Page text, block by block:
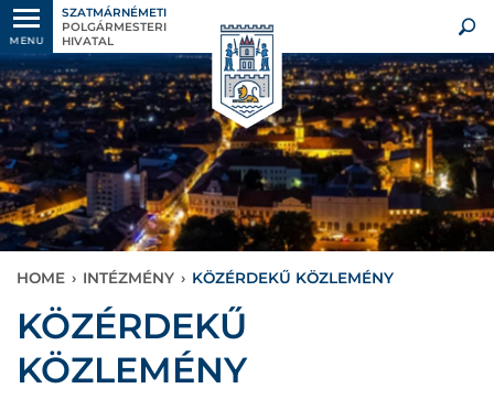
MENU
SZATMÁRNÉMETI
POLGÁRMESTERI
HIVATAL
HOME › INTÉZMÉNY › KÖZÉRDEKŰ KÖZLEMÉNY
KÖZÉRDEKŰ
KÖZLEMÉNY